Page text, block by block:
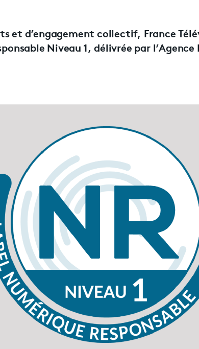
et d’engagement collectif, France
Niveau 1, délivrée par l’Agence